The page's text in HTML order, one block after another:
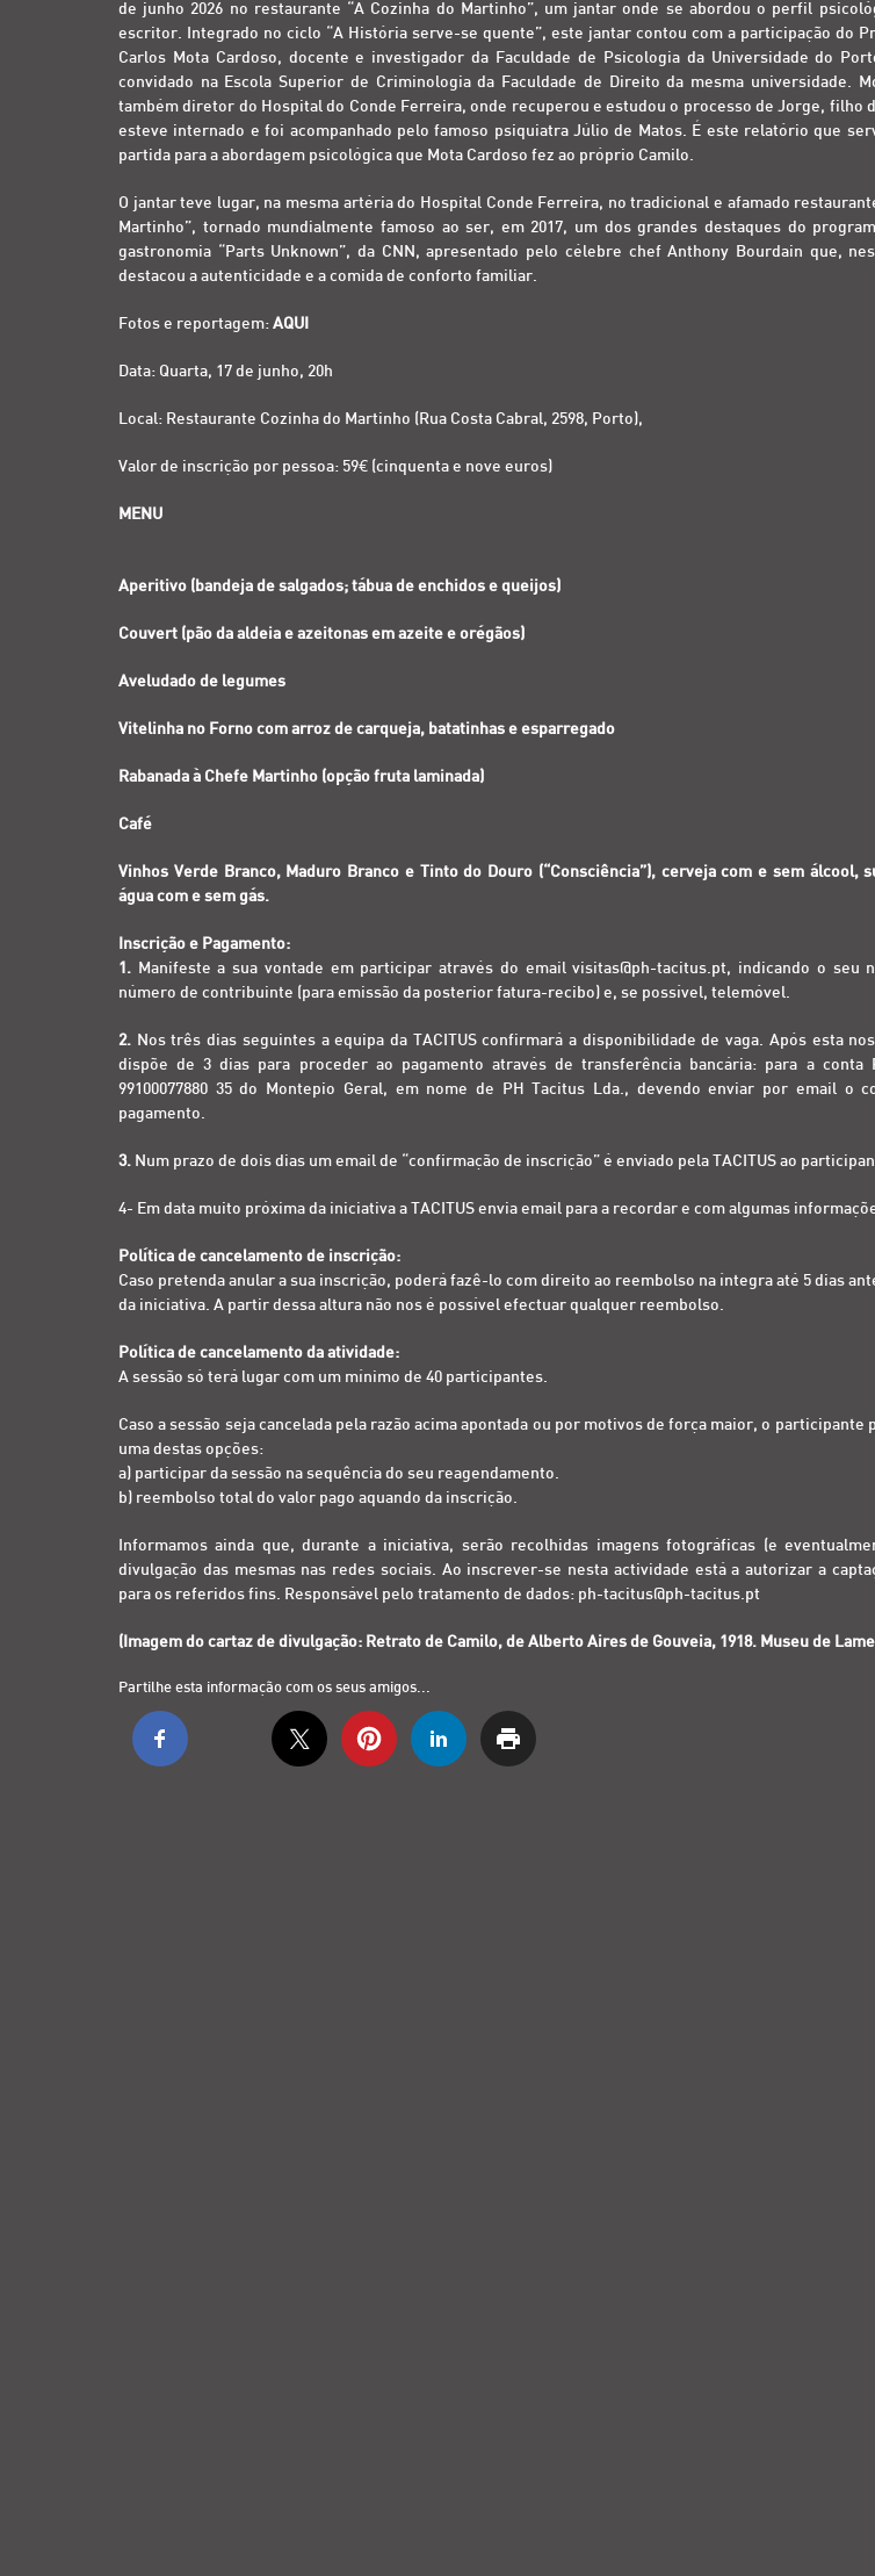
de junho 2026 no restaurante “A Cozinha do Martinho”, um jantar onde se abordou o perfil
escritor. Integrado no ciclo “A História serve-se quente”, este jantar contou com a participação do
Carlos Mota Cardoso, docente e investigador da Faculdade de Psicologia da Universidade do
convidado na Escola Superior de Criminologia da Faculdade de Direito da mesma universidade.
também diretor do Hospital do Conde Ferreira, onde recuperou e estudou o processo de Jorge, filho
esteve internado e foi acompanhado pelo famoso psiquiatra Júlio de Matos. É este relatório que
partida para a abordagem psicológica que Mota Cardoso fez ao próprio Camilo.
O jantar teve lugar, na mesma artéria do Hospital Conde Ferreira, no tradicional e afamado
Martinho”, tornado mundialmente famoso ao ser, em 2017, um dos grandes destaques do
gastronomia “Parts Unknown”, da CNN, apresentado pelo célebre chef Anthony Bourdain que,
destacou a autenticidade e a comida de conforto familiar.
Fotos e reportagem: AQUI
Data: Quarta, 17 de junho, 20h
Local: Restaurante Cozinha do Martinho (Rua Costa Cabral, 2598, Porto),
Valor de inscrição por pessoa: 59€ (cinquenta e nove euros)
MENU
Aperitivo (bandeja de salgados; tábua de enchidos e queijos)
Couvert (pão da aldeia e azeitonas em azeite e orégãos)
Aveludado de legumes
Vitelinha no Forno com arroz de carqueja, batatinhas e esparregado
Rabanada à Chefe Martinho (opção fruta laminada)
Café
Vinhos Verde Branco, Maduro Branco e Tinto do Douro (“Consciência”), cerveja com e sem álcool,
água com e sem gás.
Inscrição e Pagamento:
1.
Manifeste a sua vontade em participar através do emailvisitas@ph-tacitus.pt, indicando o seu
número de contribuinte (para emissão da posterior fatura-recibo) e, se possível, telemóvel.
2. Nos três dias seguintes a equipa da TACITUS confirmará a disponibilidade de vaga. Após esta
dispõe de 3 dias para proceder ao pagamento através de transferência bancária: para a conta
99100077880 35 do Montepio Geral, em nome de PH Tacitus Lda., devendo enviar por email o
pagamento.
3. Num prazo de dois dias um email de “confirmação de inscrição” é enviado pela TACITUS ao
4- Em data muito próxima da iniciativa a TACITUS envia email para a recordar e com algumas
Política de cancelamento de inscrição:
Caso pretenda anular a sua inscrição, poderá fazê-lo com direito ao reembolso na íntegra até 5 dias
da iniciativa. A partir dessa altura não nos é possível efectuar qualquer reembolso.
Política de cancelamento da atividade:
A sessão só terá lugar com um mínimo de 40 participantes.
Caso a sessão seja cancelada pela razão acima apontada ou por motivos de força maior, o participante
uma destas opções:
a) participar da sessão na sequência do seu reagendamento.
b) reembolso total do valor pago aquando da inscrição.
Informamos ainda que, durante a iniciativa, serão recolhidas imagens fotográficas (e
divulgação das mesmas nas redes sociais. Ao inscrever-se nesta actividade está a autorizar a
para os referidos fins. Responsável pelo tratamento de dados: ph-tacitus@ph-tacitus.pt
(Imagem do cartaz de divulgação: Retrato de Camilo, de Alberto Aires de Gouveia, 1918. Museu de
Partilhe esta informação com os seus amigos...